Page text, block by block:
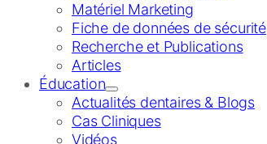
Matériel Marketing
Fiche de données de sécurité
Recherche et Publications
Articles
Éducation
Actualités dentaires & Blogs
Cas Cliniques
Vidéos